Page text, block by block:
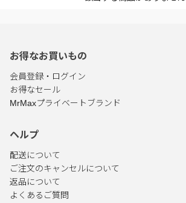
お得なお買いもの
会員登録・ログイン
お得なセール
MrMaxプライベートブランド
ヘルプ
配送について
ご注文のキャンセルについて
返品について
よくあるご質問